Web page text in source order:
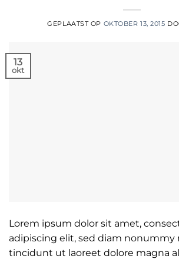
GEPLAATST OP OKTOBER 13, 2015
13
okt
Lorem ipsum dolor sit amet,
adipiscing elit, sed diam nonummy
tincidunt ut laoreet dolore magna